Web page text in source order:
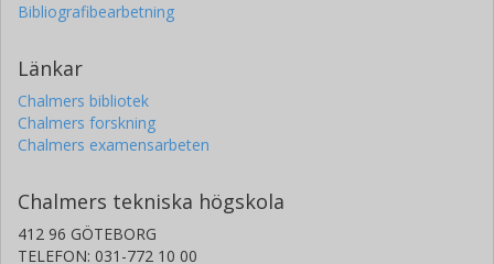
Bibliografibearbetning
Länkar
Chalmers bibliotek
Chalmers forskning
Chalmers examensarbeten
Chalmers tekniska högskola
412 96 GÖTEBORG
TELEFON: 031-772 10 00